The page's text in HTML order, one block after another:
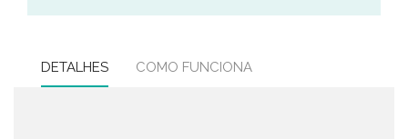
DETALHES COMO FUNCIONA